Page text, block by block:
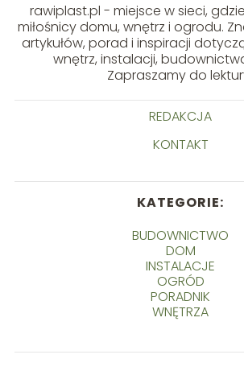
rawiplast.pl - miejsce w sieci,
miłośnicy domu, wnętrz i ogrodu.
artykułów, porad i inspiracji
wnętrz, instalacji,
Zapraszamy do
REDAKCJA
KONTAKT
KATEGORIE:
BUDOWNICTWO
DOM
INSTALACJE
OGRÓD
PORADNIK
WNĘTRZA